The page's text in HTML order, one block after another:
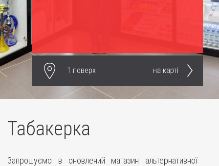
1 поверх на карті
Табакерка
Запрошуємо в оновлений магазин альтернативної